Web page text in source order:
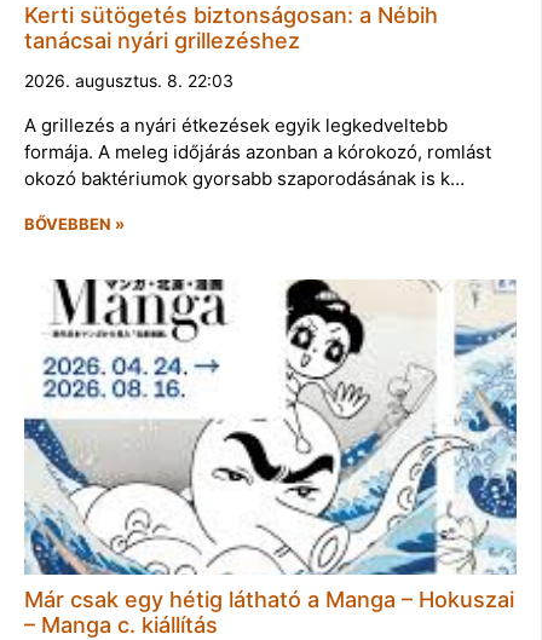
Kerti sütögetés biztonságosan: a Nébih
tanácsai nyári grillezéshez
2026. augusztus. 8. 22:03
A grillezés a nyári étkezések egyik legkedveltebb
formája. A meleg időjárás azonban a kórokozó, romlást
okozó baktériumok gyorsabb szaporodásának is k…
BŐVEBBEN »
Már csak egy hétig látható a Manga – Hokuszai
– Manga c. kiállítás